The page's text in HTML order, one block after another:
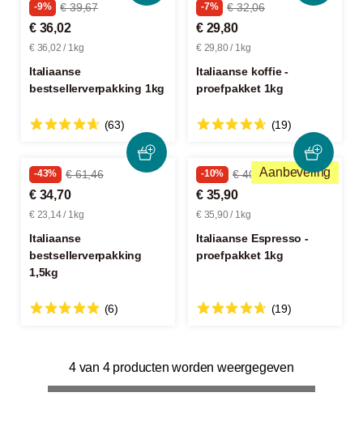
-9% € 39,67
€ 36,02
€ 36,02 / 1kg
Italiaanse
bestsellerverpakking 1kg
(63)
-7% € 32,06
€ 29,80
€ 29,80 / 1kg
Italiaanse koffie -
proefpakket 1kg
(19)
-43% € 61,46
€ 34,70
€ 23,14 / 1kg
Italiaanse
bestsellerverpakking
1,5kg
(6)
Aanbeveling
-10% € 40,17
€ 35,90
€ 35,90 / 1kg
Italiaanse Espresso -
proefpakket 1kg
(19)
4 van 4 producten worden weergegeven